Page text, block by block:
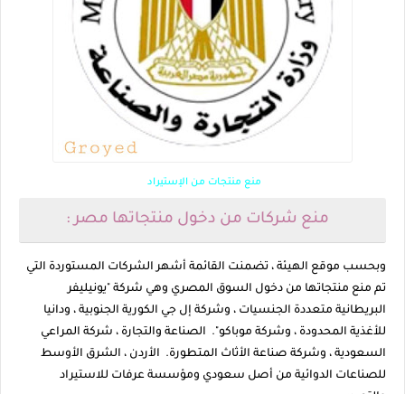
منع منتجات من الإستيراد
منع شركات من دخول منتجاتها مصر :
وبحسب موقع الهيئة ، تضمنت القائمة أشهر الشركات المستوردة التي
تم منع منتجاتها من دخول السوق المصري وهي شركة "يونيليفر
البريطانية متعددة الجنسيات ، وشركة إل جي الكورية الجنوبية ، ودانيا
للأغذية المحدودة ، وشركة موباكو". الصناعة والتجارة ، شركة المراعي
السعودية ، وشركة صناعة الأثاث المتطورة. الأردن ، الشرق الأوسط
للصناعات الدوائية من أصل سعودي ومؤسسة عرفات للاستيراد